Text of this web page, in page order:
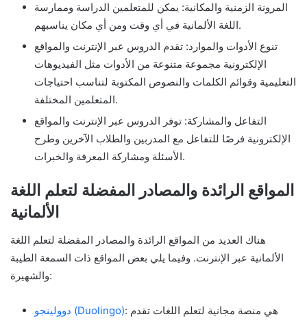
المرونة الزمنية والمكانية: يمكن للمتعلمين الدراسة وممارسة
اللغة الألمانية في أي وقت ومن أي مكان يناسبهم.
تنوع الأدوات والموارد: تقدم الدروس عبر الإنترنت والمواقع
الإلكترونية مجموعة متنوعة من الأدوات مثل الفيديوهات
التعليمية وقوائم الكلمات والنصوص المكتوبة لتناسب احتياجات
المتعلمين المختلفة.
التفاعل والمشاركة: توفر الدروس عبر الإنترنت والمواقع
الإلكترونية فرصًا للتفاعل مع المدربين والطلاب الآخرين وطرح
الأسئلة ومشاركة المعرفة والخبرات.
المواقع الرائدة والمصادر المفضلة لتعلم اللغة
الألمانية
هناك العديد من المواقع الرائدة والمصادر المفضلة لتعلم اللغة
الألمانية عبر الإنترنت. وفيما يلي بعض المواقع ذات السمعة الطيبة
والشهيرة:
دوولينجو (Duolingo): هي منصة مجانية لتعلم اللغات تقدم